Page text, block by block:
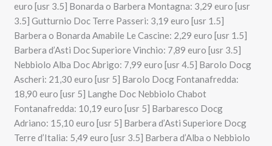
euro [usr 3.5] Bonarda o Barbera Montagna: 3,29 euro [usr
3.5] Gutturnio Doc Terre Passeri: 3,19 euro [usr 1.5]
Barbera o Bonarda Amabile Le Cascine: 2,29 euro [usr 1.5]
Barbera d’Asti Doc Superiore Vinchio: 7,89 euro [usr 3.5]
Nebbiolo Alba Doc Abrigo: 7,99 euro [usr 4.5] Barolo Docg
Ascheri: 21,30 euro [usr 5] Barolo Docg Fontanafredda:
18,90 euro [usr 5] Langhe Doc Nebbiolo Chabot
Fontanafredda: 10,19 euro [usr 5] Barbaresco Docg
Adriano: 15,10 euro [usr 5] Barbera d’Asti Superiore Docg
Terre d’Italia: 5,49 euro [usr 3.5] Barbera d’Alba o Nebbiolo